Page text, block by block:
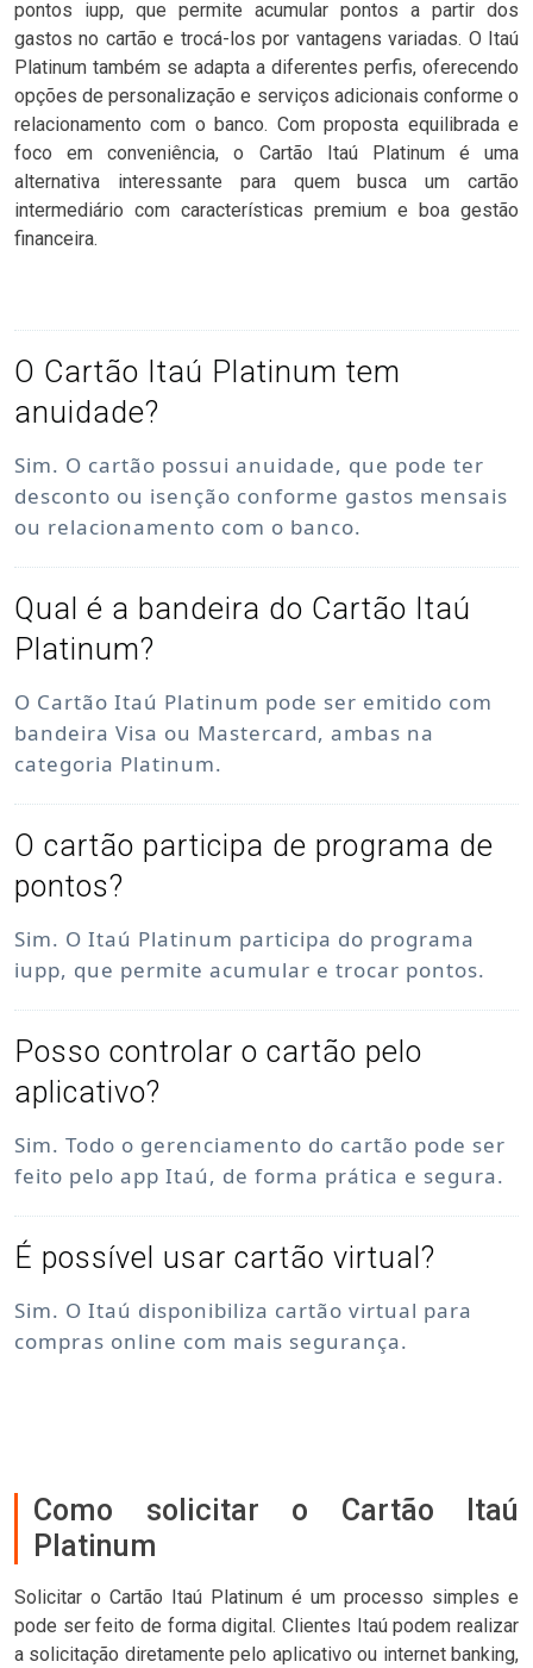
pontos iupp, que permite acumular pontos a partir dos
gastos no cartão e trocá-los por vantagens variadas. O Itaú
Platinum também se adapta a diferentes perfis, oferecendo
opções de personalização e serviços adicionais conforme o
relacionamento com o banco. Com proposta equilibrada e
foco em conveniência, o Cartão Itaú Platinum é uma
alternativa interessante para quem busca um cartão
intermediário com características premium e boa gestão
financeira.
O Cartão Itaú Platinum tem
anuidade?
Sim. O cartão possui anuidade, que pode ter
desconto ou isenção conforme gastos mensais
ou relacionamento com o banco.
Qual é a bandeira do Cartão Itaú
Platinum?
O Cartão Itaú Platinum pode ser emitido com
bandeira Visa ou Mastercard, ambas na
categoria Platinum.
O cartão participa de programa de
pontos?
Sim. O Itaú Platinum participa do programa
iupp, que permite acumular e trocar pontos.
Posso controlar o cartão pelo
aplicativo?
Sim. Todo o gerenciamento do cartão pode ser
feito pelo app Itaú, de forma prática e segura.
É possível usar cartão virtual?
Sim. O Itaú disponibiliza cartão virtual para
compras online com mais segurança.
Como solicitar o Cartão Itaú
Platinum
Solicitar o Cartão Itaú Platinum é um processo simples e
pode ser feito de forma digital. Clientes Itaú podem realizar
a solicitação diretamente pelo aplicativo ou internet banking,